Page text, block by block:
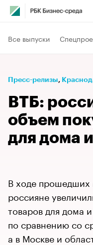
Все выпуски
Пресс-релизы⁠,
ВТБ:
объем
для дома
В ходе прошедших
россияне
товаров для дома
по сравнению со
а в Москве и